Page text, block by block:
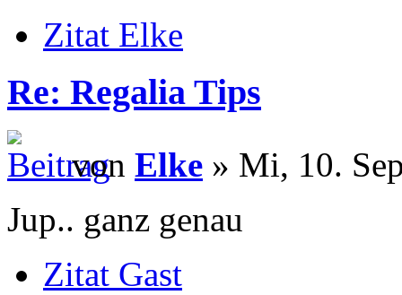
Zitat Elke
Re: Regalia Tips
von Elke » Mi, 10.
Jup.. ganz genau
Zitat Gast